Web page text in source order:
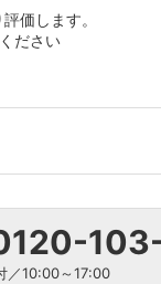
価します。
ださい
／10:00～17:00